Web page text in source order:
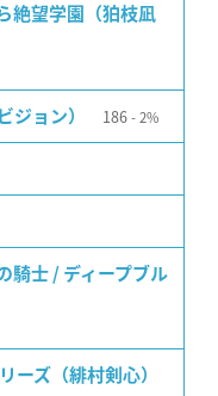
絶望学園（狛枝凪
ジョン） 186 2%
騎士 / ディープブル
ーズ（緋村剣心）